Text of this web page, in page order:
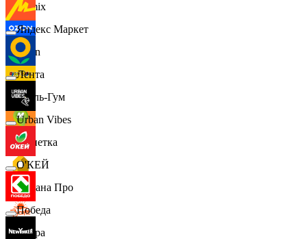
Demix
Ozon
Бубль-Гум
Монетка
Лемана Про
7 утра
Яндекс Маркет
Лента
Urban Vibes
О'КЕЙ
Победа